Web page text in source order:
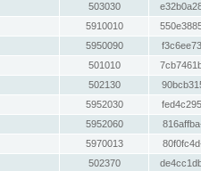
503030
5910010
5950090
501010
502130
5952030
5952060
5970013
502370